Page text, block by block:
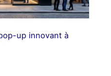
up innovant à